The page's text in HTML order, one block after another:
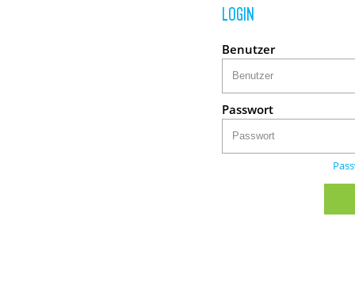
LOGIN
Benutzer
Passwort